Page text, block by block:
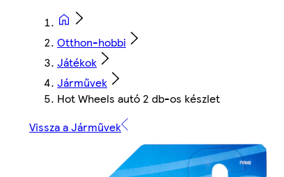
Otthon-hobbi
Játékok
Járművek
Hot Wheels autó 2 db-os készlet
Vissza a Járművek